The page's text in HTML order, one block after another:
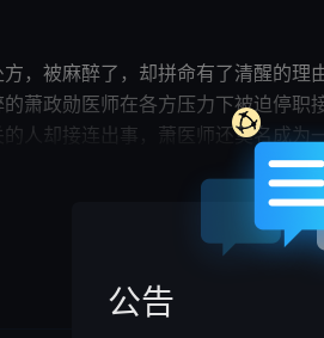
被麻醉了，却拼命有了清醒的理
萧政勋医师在各方压力下被迫停
人却接连出事，萧医师还莫名成为
…而自认为清醒的自己，又何时能

公告